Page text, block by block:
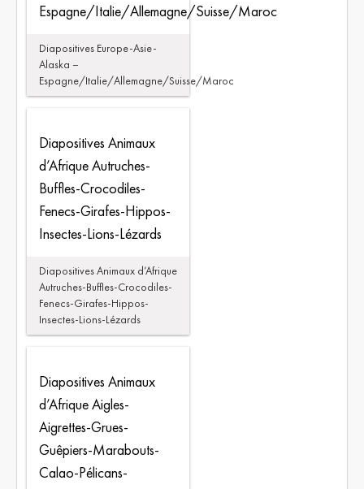
Espagne/Italie/Allemagne/Suisse/Maroc
Diapositives Europe-Asie-
Alaska –
Espagne/Italie/Allemagne/Suisse/Maroc
Diapositives Animaux
d’Afrique Autruches-
Buffles-Crocodiles-
Fenecs-Girafes-Hippos-
Insectes-Lions-Lézards
Diapositives Animaux d’Afrique
Autruches-Buffles-Crocodiles-
Fenecs-Girafes-Hippos-
Insectes-Lions-Lézards
Diapositives Animaux
d’Afrique Aigles-
Aigrettes-Grues-
Guêpiers-Marabouts-
Calao-Pélicans-